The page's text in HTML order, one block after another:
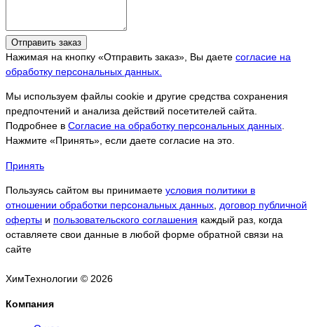
Отправить заказ
Нажимая на кнопку «Отправить заказ», Вы даете согласие на
обработку персональных данных.
Мы используем файлы cookie и другие средства сохранения
предпочтений и анализа действий посетителей сайта.
Подробнее в Согласие на обработку персональных данных.
Нажмите «Принять», если даете согласие на это.
Принять
Пользуясь сайтом вы принимаете условия политики в
отношении обработки персональных данных договор публичной
оферты и пользовательского соглашения каждый раз, когда
оставляете свои данные в любой форме обратной связи на
сайте
ХимТехнологии © 2026
Компания